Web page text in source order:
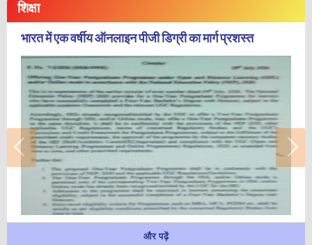
शिक्षा
भारत में एक वर्षीय ऑनलाइन पीजी डिग्री का मार्ग प्रशस्त
और पढ़ें